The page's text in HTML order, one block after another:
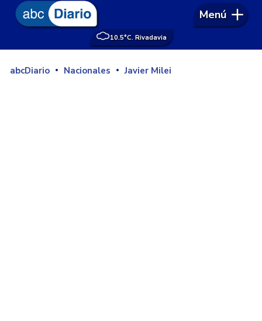
10.5°C. Rivadavia
Menú
abcDiario Nacionales Javier Milei